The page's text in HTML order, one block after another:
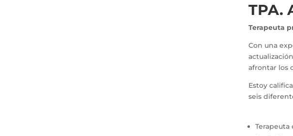
TPA.
Terapeuta
Con una
afrontar los
Estoy
seis